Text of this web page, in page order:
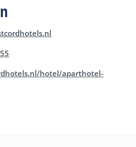
hotel/aparthotel-